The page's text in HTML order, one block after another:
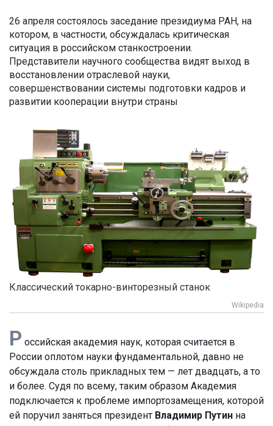
26 апреля состоялось заседание президиума РАН, на
котором, в частности, обсуждалась критическая
ситуация в российском станкостроении.
Представители научного сообщества видят выход в
восстановлении отраслевой науки,
совершенствовании системы подготовки кадров и
развитии кооперации внутри страны
Классический токарно-винторезный станок
Wikipedia
Р оссийская академия наук, которая считается в
России оплотом науки фундаментальной, давно не
обсуждала столь прикладных тем — лет двадцать, а то
и более. Судя по всему, таким образом Академия
подключается к проблеме импортозамещения, которой
ей поручил заняться президент Владимир Путин на